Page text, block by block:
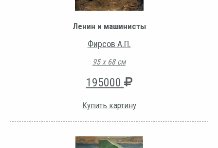
Ленин и машинисты
Фирсов А.П.
95 х 68 см
195000
Купить картину